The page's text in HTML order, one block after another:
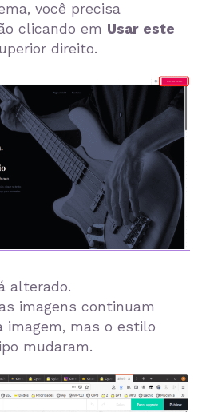
você precisa
clicando em Usar este
direito.
alterado.
imagens continuam
imagem, mas o estilo
mudaram.